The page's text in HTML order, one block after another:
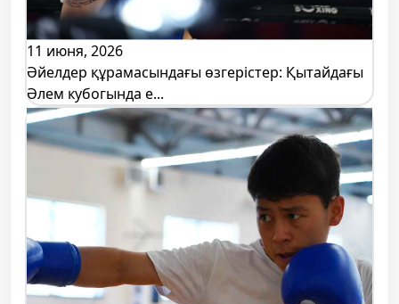
11 июня, 2026
Әйелдер құрамасындағы өзгерістер: Қытайдағы
Әлем кубогында е...